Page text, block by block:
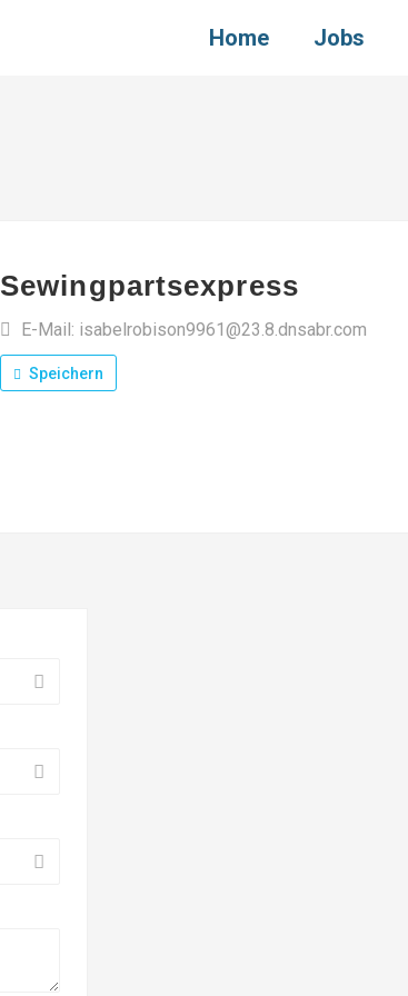
Home Jobs
Sewingpartsexpress
E-Mail: isabelrobison9961@23.8.dnsabr.com
Speichern